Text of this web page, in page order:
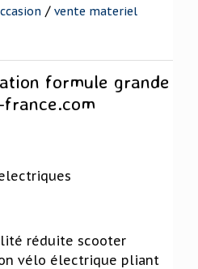
/ vente materiel
formule grande
réduite scooter
vélo électrique pliant